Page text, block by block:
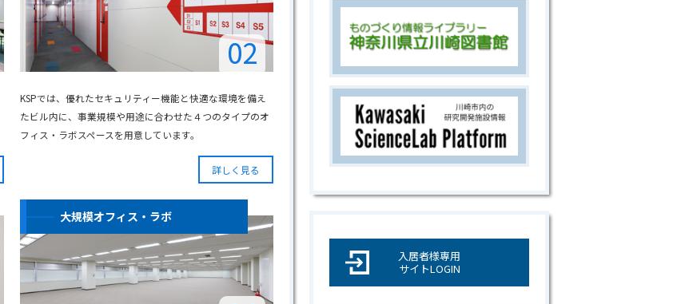
02
KSPでは、優れたセキュリティー機能と快適な環境を備え
たビル内に、事業規模や用途に合わせた４つのタイプのオ
フィス・ラボスペースを用意しています。
詳しく見る
大規模オフィス・ラボ
入居者様専用
サイトLOGIN